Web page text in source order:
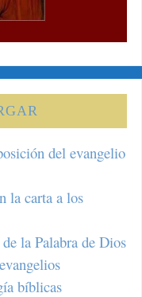
del evangelio
la carta a los
la Palabra de Dios
bíblicas